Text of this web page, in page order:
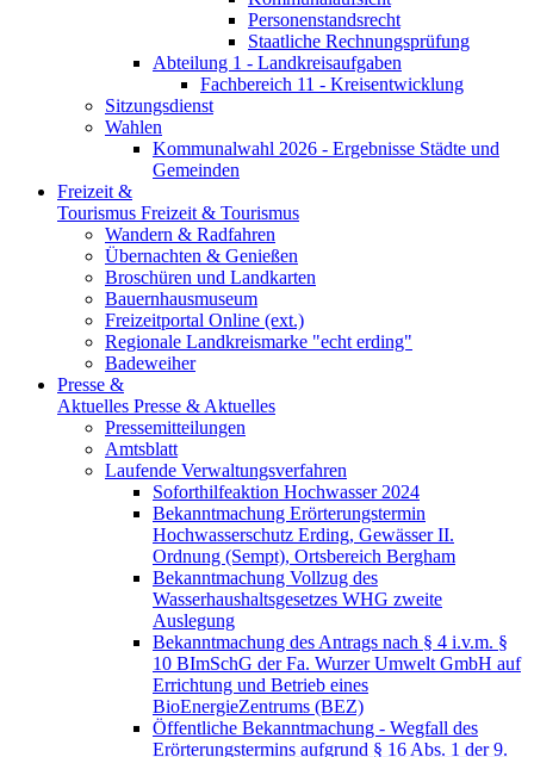
Personenstandsrecht
Staatliche Rechnungsprüfung
Abteilung 1 - Landkreisaufgaben
Fachbereich 11 - Kreisentwicklung
Sitzungsdienst
Wahlen
Kommunalwahl 2026 - Ergebnisse Städte und
Gemeinden
Freizeit &
Tourismus Freizeit & Tourismus
Wandern & Radfahren
Übernachten & Genießen
Broschüren und Landkarten
Bauernhausmuseum
Freizeitportal Online (ext.)
Regionale Landkreismarke "echt erding"
Badeweiher
Presse &
Aktuelles Presse & Aktuelles
Pressemitteilungen
Amtsblatt
Laufende Verwaltungsverfahren
Soforthilfeaktion Hochwasser 2024
Bekanntmachung Erörterungstermin
Hochwasserschutz Erding, Gewässer II.
Ordnung (Sempt), Ortsbereich Bergham
Bekanntmachung Vollzug des
Wasserhaushaltsgesetzes WHG zweite
Auslegung
Bekanntmachung des Antrags nach § 4 i.v.m. §
10 BImSchG der Fa. Wurzer Umwelt GmbH auf
Errichtung und Betrieb eines
BioEnergieZentrums (BEZ)
Öffentliche Bekanntmachung - Wegfall des
Erörterungstermins aufgrund § 16 Abs. 1 der 9.